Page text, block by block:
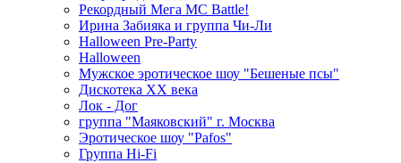
Рекордный Мега МС Battle!
Ирина Забияка и группа Чи-Ли
Halloween Pre-Party
Halloween
Мужское эротическое шоу "Бешеные псы"
Дискотека ХХ века
Лок - Дог
группа "Маяковский" г. Москва
Эротическое шоу "Pafos"
Группа Hi-Fi